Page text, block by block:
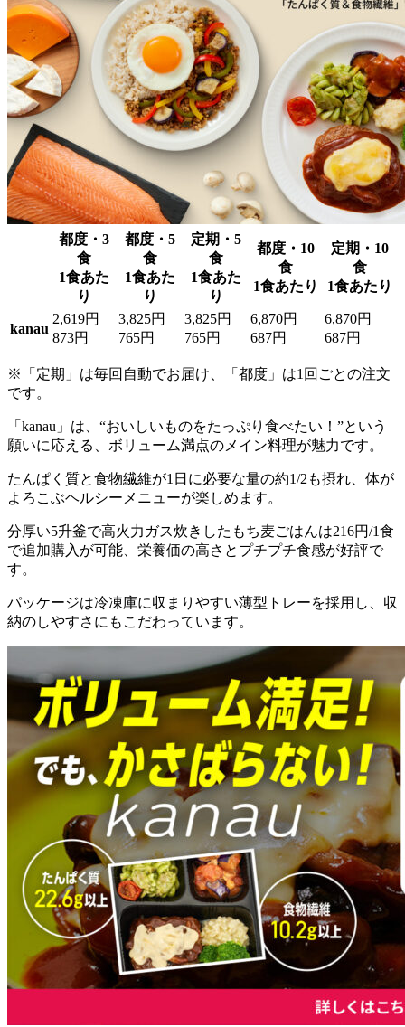
都度・3
食
1食あた
り
都度・5
食
1食あた
り
定期・5
食
1食あた
り
都度・10
食
1食あたり
定期・10
食
1食あたり
kanau
2,619円
873円
3,825円
765円
3,825円
765円
6,870円
687円
6,870円
687円
※「定期」は毎回自動でお届け、「都度」は1回ごとの注文
です。
「kanau」は、“おいしいものをたっぷり食べたい！”という
願いに応える、ボリューム満点のメイン料理が魅力です。
たんぱく質と食物繊維が1日に必要な量の約1/2も摂れ、体が
よろこぶヘルシーメニューが楽しめます。
分厚い5升釜で高火力ガス炊きしたもち麦ごはんは216円/1食
で追加購入が可能、栄養価の高さとプチプチ食感が好評で
す。
パッケージは冷凍庫に収まりやすい薄型トレーを採用し、収
納のしやすさにもこだわっています。